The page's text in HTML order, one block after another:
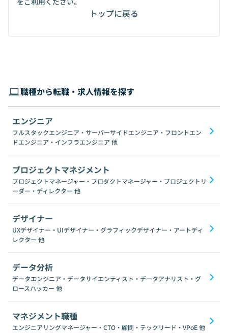
トップに戻る
職種から転職・求人情報を探す
エンジニア
フルスタックエンジニア・サーバーサイドエンジニア・フロントエン
ドエンジニア・インフラエンジニア 他
プロジェクトマネジメント
プロジェクトマネージャー・プロダクトマネージャー・プロジェクトリ
ーダー・ディレクター 他
デザイナー
UXデザイナー・UIデザイナー・グラフィックデザイナー・アートディ
レクター 他
データ分析
データエンジニア・データサイエンティスト・データアナリスト・グ
ロースハッカー 他
マネジメント職種
エンジニアリングマネージャー・CTO・顧問・テックリード・VPoE他